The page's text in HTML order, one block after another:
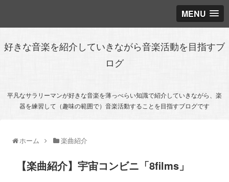
MENU
好きな音楽を紹介していきながら音楽活動を目指すブ
ログ
平凡なサラリーマンが好きな音楽を薄っぺらい知識で紹介していきながら、楽
器を練習して（趣味の範囲で）音楽活動することを目指すブログです
ホーム 楽曲紹介
【楽曲紹介】宇宙コンビニ「8films」